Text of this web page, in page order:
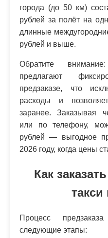
города (до 50 км)
рублей за полёт на
длинные
рублей и выше.
Обратите
предлагают
предзаказе, что
расходы и
заранее. Заказывая
или по телефону,
рублей — выгодное
2026 году, когда цены
Как
Процесс
следующие этапы: